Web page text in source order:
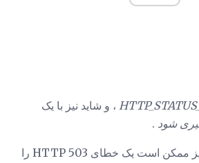
، و شاید نیز با یک
شود .
نیز ممکن است یک خطای HTTP 503 را